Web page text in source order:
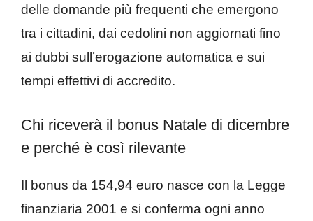
delle domande più frequenti che emergono
tra i cittadini, dai cedolini non aggiornati fino
ai dubbi sull’erogazione automatica e sui
tempi effettivi di accredito.
Chi riceverà il bonus Natale di dicembre
e perché è così rilevante
Il bonus da 154,94 euro nasce con la Legge
finanziaria 2001 e si conferma ogni anno